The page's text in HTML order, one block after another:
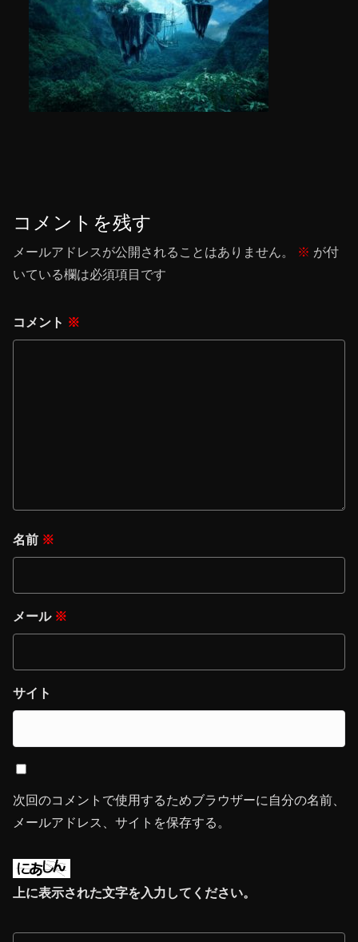
コメントを残す
メールアドレスが公開されることはありません。 ※ が付
いている欄は必須項目です
コメント ※
名前 ※
メール ※
サイト
次回のコメントで使用するためブラウザーに自分の名前、
メールアドレス、サイトを保存する。
上に表示された文字を入力してください。